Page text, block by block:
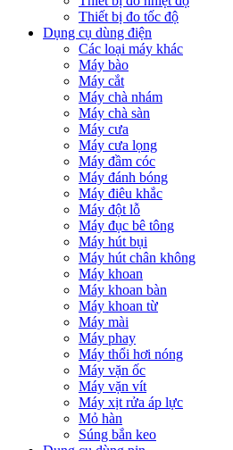
Thiết bị đo tốc độ
Dụng cụ dùng điện
Các loại máy khác
Máy bào
Máy cắt
Máy chà nhám
Máy chà sàn
Máy cưa
Máy cưa lọng
Máy đầm cóc
Máy đánh bóng
Máy điêu khắc
Máy đột lỗ
Máy đục bê tông
Máy hút bụi
Máy hút chân không
Máy khoan
Máy khoan bàn
Máy khoan từ
Máy mài
Máy phay
Máy thổi hơi nóng
Máy vặn ốc
Máy vặn vít
Máy xịt rửa áp lực
Mỏ hàn
Súng bắn keo